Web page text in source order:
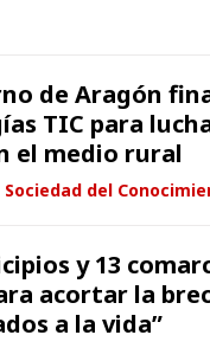
de Aragón
TIC para
el medio rural
Sociedad del
y 13
acortar la
a la vida”